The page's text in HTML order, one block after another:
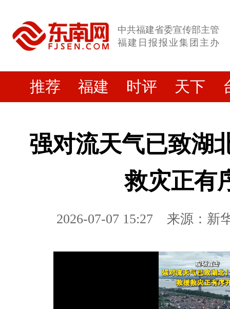
中共福建省委宣传部主管
福建日报报业集团主办
推荐 福建 时评 天下
强对流天气已致湖
救灾正有
2026-07-07 15:27 来源：新